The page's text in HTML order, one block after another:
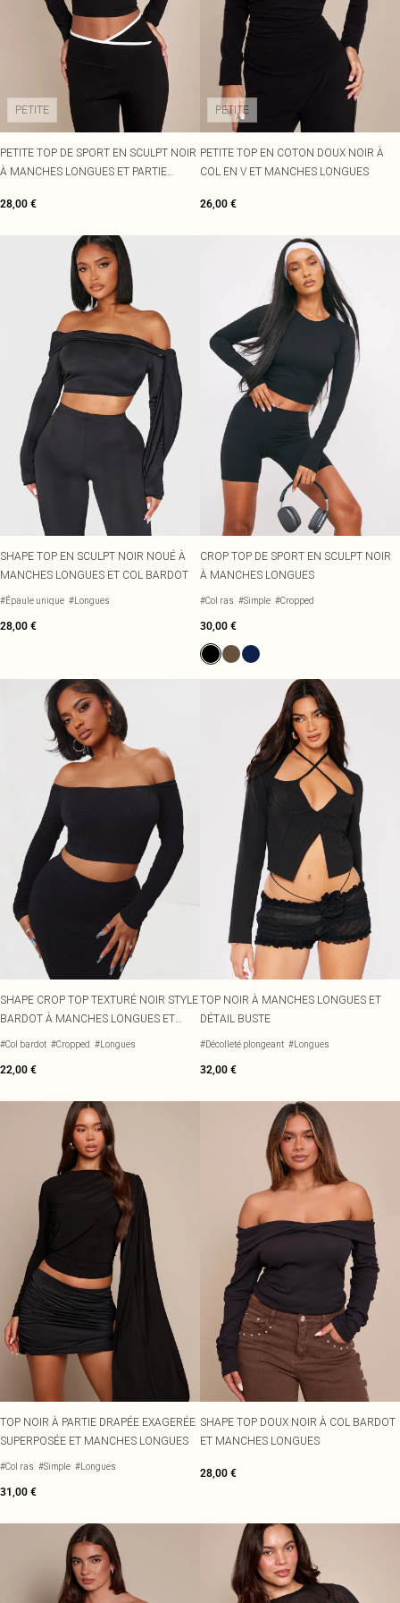
PETITE
PETITE TOP DE SPORT EN SCULPT NOIR
À MANCHES LONGUES ET PARTIE
28,00 €
PETITE
PETITE TOP EN COTON DOUX NOIR À
COL EN V ET MANCHES LONGUES
26,00 €
SHAPE TOP EN SCULPT NOIR NOUÉ À
MANCHES LONGUES ET COL BARDOT
#Épaule unique #Longues
28,00 €
CROP TOP DE SPORT EN SCULPT NOIR
À MANCHES LONGUES
#Col ras #Simple #Cropped
30,00 €
SHAPE CROP TOP TEXTURÉ NOIR STYLE
BARDOT À MANCHES LONGUES ET
SANS COUTURES
#Col bardot #Cropped #Longues
22,00 €
TOP NOIR À MANCHES LONGUES ET
DÉTAIL BUSTE
#Décolleté plongeant #Longues
32,00 €
TOP NOIR À PARTIE DRAPÉE EXAGERÉE
SUPERPOSÉE ET MANCHES LONGUES
#Col ras #Simple #Longues
31,00 €
SHAPE TOP DOUX NOIR À COL BARDOT
ET MANCHES LONGUES
28,00 €